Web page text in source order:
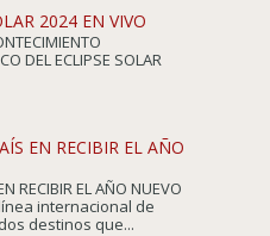
2024 EN VIVO
DEL ECLIPSE SOLAR
EN RECIBIR EL AÑO
RECIBIR EL AÑO NUEVO
internacional de
destinos que...